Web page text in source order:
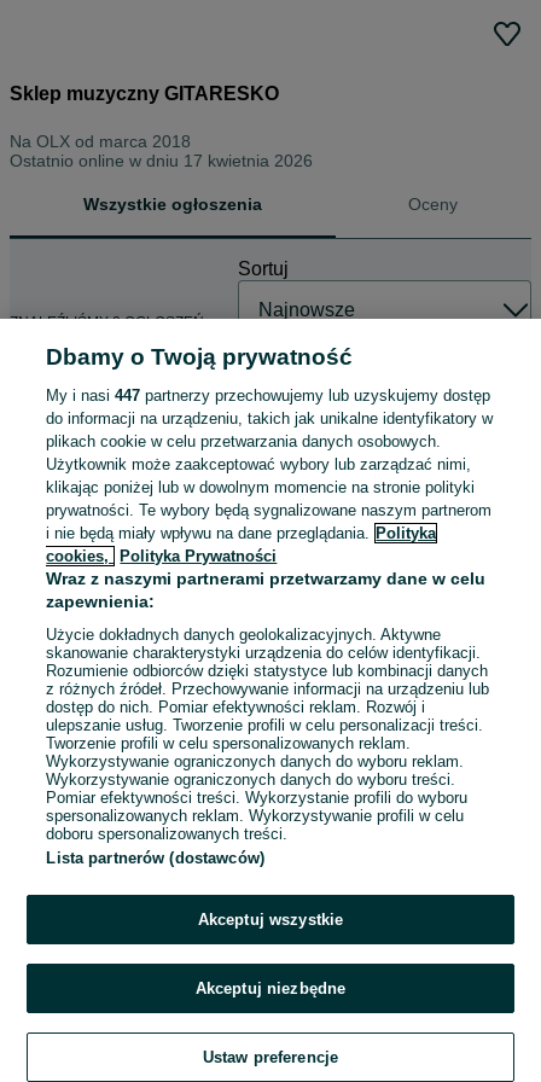
Sklep muzyczny GITARESKO
Na OLX od marca 2018
Ostatnio online w dniu 17 kwietnia 2026
Wszystkie ogłoszenia Oceny
ZNALEŹLIŚMY 0 OGŁOSZEŃ
Sortuj
Zadzwoń / SMS
Dbamy o Twoją prywatność
My i nasi447 partnerzy przechowujemy lub uzyskujemy dostęp
do informacji na urządzeniu, takich jak unikalne identyfikatory w
plikach cookie w celu przetwarzania danych osobowych.
Użytkownik może zaakceptować wybory lub zarządzać nimi,
klikając poniżej lub w dowolnym momencie na stronie polityki
prywatności. Te wybory będą sygnalizowane naszym partnerom
i nie będą miały wpływu na dane przeglądania. Polityka
cookies,
Polityka Prywatności
Wraz z naszymi partnerami przetwarzamy dane w celu
zapewnienia:
Użycie dokładnych danych geolokalizacyjnych. Aktywne
skanowanie charakterystyki urządzenia do celów identyfikacji.
Rozumienie odbiorców dzięki statystyce lub kombinacji danych
z różnych źródeł. Przechowywanie informacji na urządzeniu lub
dostęp do nich. Pomiar efektywności reklam. Rozwój i
ulepszanie usług. Tworzenie profili w celu personalizacji treści.
Tworzenie profili w celu spersonalizowanych reklam.
Wykorzystywanie ograniczonych danych do wyboru reklam.
Wykorzystywanie ograniczonych danych do wyboru treści.
Pomiar efektywności treści. Wykorzystanie profili do wyboru
spersonalizowanych reklam. Wykorzystywanie profili w celu
doboru spersonalizowanych treści.
Lista partnerów (dostawców)
Akceptuj wszystkie
Akceptuj niezbędne
Ustaw preferencje